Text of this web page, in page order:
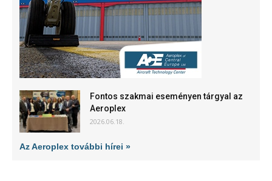
Fontos szakmai eseményen tárgyal az
Aeroplex
2026.06.18.
Az Aeroplex további hírei »